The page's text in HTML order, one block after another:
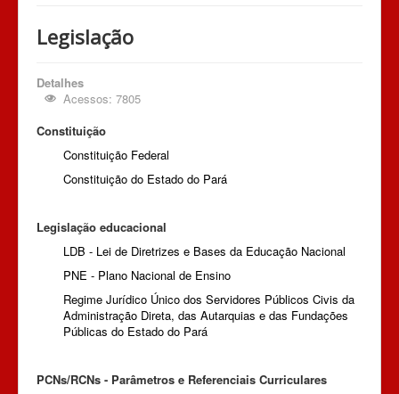
E-mail
Convenções Coletivas
O Sinpro-PA
Extranet
Jurídico Web
Legislação
Detalhes
Acessos: 7805
Constituição
Constituição Federal
Constituição do Estado do Pará
Legislação educacional
LDB - Lei de Diretrizes e Bases da Educação Nacional
PNE - Plano Nacional de Ensino
Regime Jurídico Único dos Servidores Públicos Civis da
Administração Direta, das Autarquias e das Fundações
Públicas do Estado do Pará
PCNs/RCNs - Parâmetros e Referenciais Curriculares